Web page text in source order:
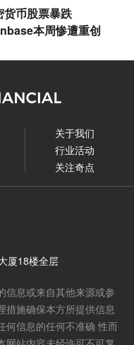
货币股票暴跌
本周惨遭重创
关于我们
行业活动
关注奇点
厦18楼全层
信息或来自其他来源或参
措施确保本方所提供信息
何信息的任何不准确 性而